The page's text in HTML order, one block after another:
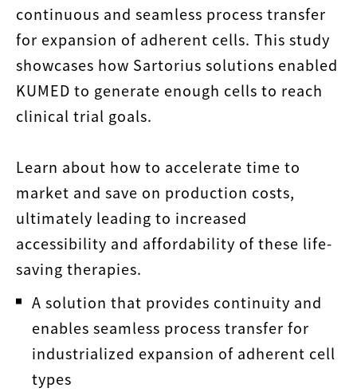
continuous and seamless process transfer
for expansion of adherent cells. This study
showcases how Sartorius solutions enabled
KUMED to generate enough cells to reach
clinical trial goals.
Learn about how to accelerate time to
market and save on production costs,
ultimately leading to increased
accessibility and affordability of these life-
saving therapies.
A solution that provides continuity and
enables seamless process transfer for
industrialized expansion of adherent cell
types